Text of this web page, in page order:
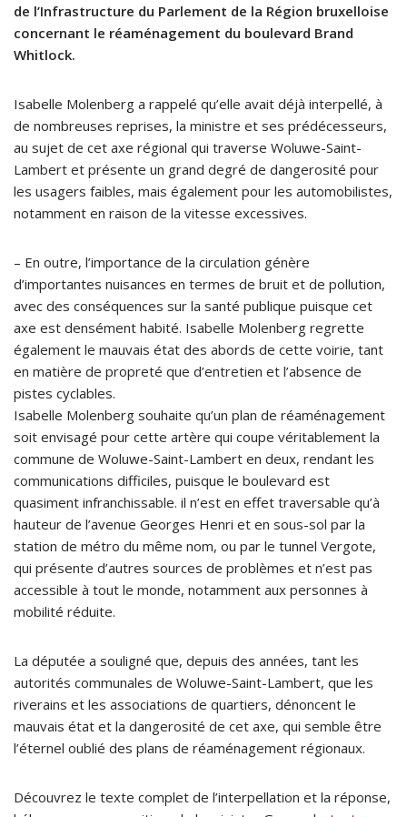
de l’Infrastructure du Parlement de la Région bruxelloise
concernant le réaménagement du boulevard Brand
Whitlock.
Isabelle Molenberg a rappelé qu’elle avait déjà interpellé, à
de nombreuses reprises, la ministre et ses prédécesseurs,
au sujet de cet axe régional qui traverse Woluwe-Saint-
Lambert et présente un grand degré de dangerosité pour
les usagers faibles, mais également pour les automobilistes,
notamment en raison de la vitesse excessives.
– En outre, l’importance de la circulation génère
d’importantes nuisances en termes de bruit et de pollution,
avec des conséquences sur la santé publique puisque cet
axe est densément habité. Isabelle Molenberg regrette
également le mauvais état des abords de cette voirie, tant
en matière de propreté que d’entretien et l’absence de
pistes cyclables.
Isabelle Molenberg souhaite qu’un plan de réaménagement
soit envisagé pour cette artère qui coupe véritablement la
commune de Woluwe-Saint-Lambert en deux, rendant les
communications difficiles, puisque le boulevard est
quasiment infranchissable. il n’est en effet traversable qu’à
hauteur de l’avenue Georges Henri et en sous-sol par la
station de métro du même nom, ou par le tunnel Vergote,
qui présente d’autres sources de problèmes et n’est pas
accessible à tout le monde, notamment aux personnes à
mobilité réduite.
La députée a souligné que, depuis des années, tant les
autorités communales de Woluwe-Saint-Lambert, que les
riverains et les associations de quartiers, dénoncent le
mauvais état et la dangerosité de cet axe, qui semble être
l’éternel oublié des plans de réaménagement régionaux.
Découvrez le texte complet de l’interpellation et la réponse,